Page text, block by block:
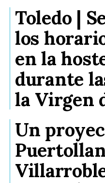
Toledo |
los
en la
durante
la Virgen
Un